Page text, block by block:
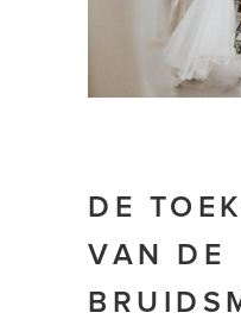
DE
VAN DE